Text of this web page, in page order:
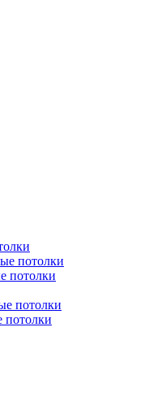
потолки
потолки
потолки
потолки